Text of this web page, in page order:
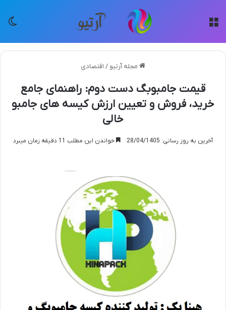
مجله آرتیو / اقتصادی
قیمت جامبوبگ دست دوم: راهنمای جامع
خرید، فروش و تعیین ارزش کیسه های جامبو
خالی
آخرین به روز رسانی: 28/04/1405 خواندن این مطلب 11 دقیقه زمان میبرد